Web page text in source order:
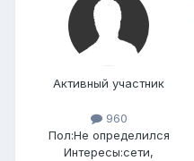
Активный участник
960
Пол:Не определился
Интересы:сети,